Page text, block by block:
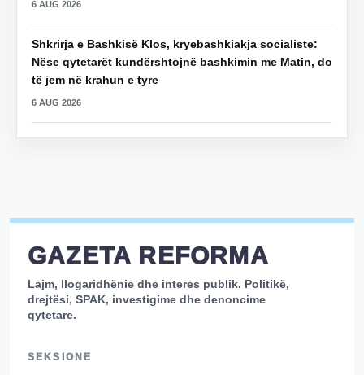
6 AUG 2026
Shkrirja e Bashkisë Klos, kryebashkiakja socialiste:
Nëse qytetarët kundërshtojnë bashkimin me Matin, do
të jem në krahun e tyre
6 AUG 2026
GAZETA REFORMA
Lajm, llogaridhënie dhe interes publik. Politikë,
drejtësi, SPAK, investigime dhe denoncime
qytetare.
SEKSIONE